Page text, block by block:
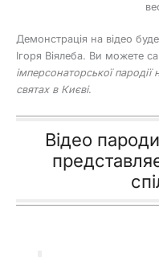
Демонстрація на відео
Ігоря Віялеба. Ви можете
імперсонаторської
святах в Києві.
Відео